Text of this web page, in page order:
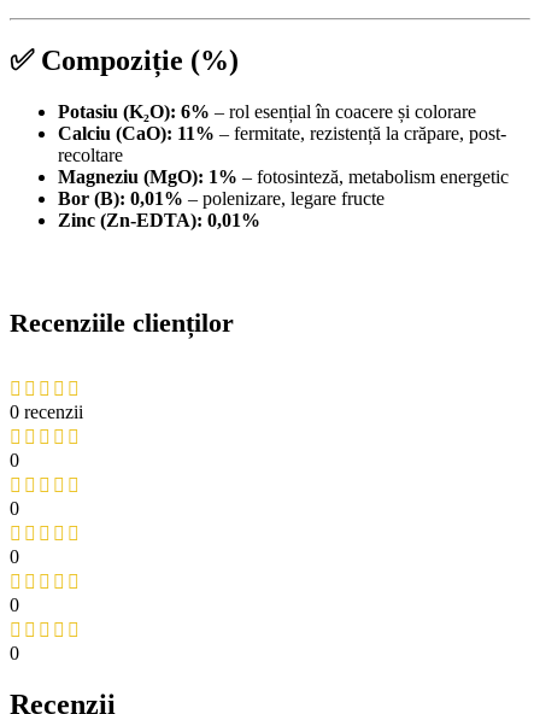
✅ Compoziție (%)
Potasiu (K₂O): 6% – rol esențial în coacere și colorare
Calciu (CaO): 11% – fermitate, rezistență la crăpare, post-
recoltare
Magneziu (MgO): 1% – fotosinteză, metabolism energetic
Bor (B): 0,01% – polenizare, legare fructe
Zinc (Zn-EDTA): 0,01%
Recenziile clienților
0 recenzii
0
0
0
0
0
Recenzii